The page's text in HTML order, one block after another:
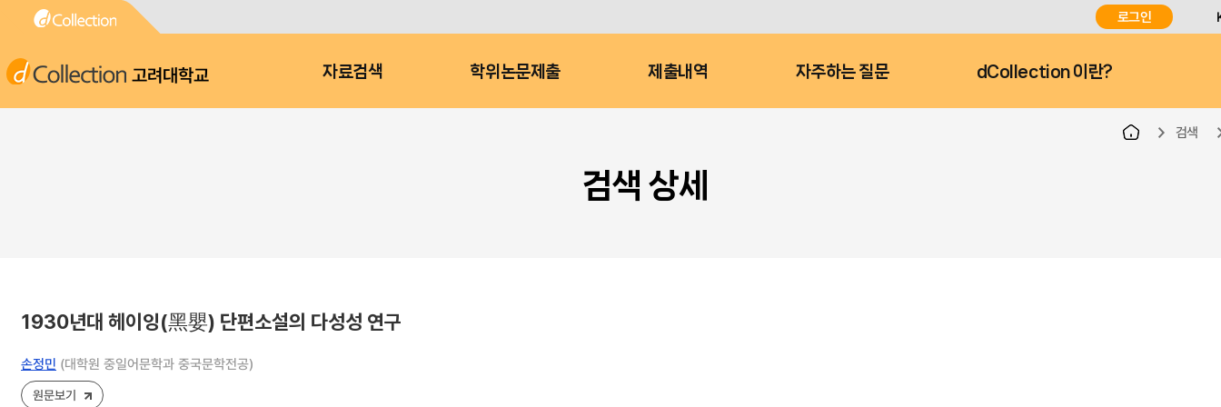
로그인
고려대학교 자료검색 학위논문제출 제출내역 자주하는 질문 dCollection 이란?
검색
검색 상세
1930년대 헤이잉(黑嬰) 단편소설의 다성성 연구
손정민 (대학원 중일어문학과 중국문학전공)
원문보기